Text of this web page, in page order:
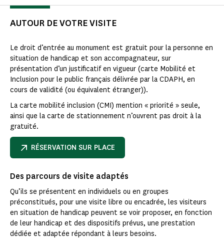
AUTOUR DE VOTRE VISITE
Le droit d’entrée au monument est gratuit pour la personne en
situation de handicap et son accompagnateur, sur
présentation d’un justificatif en vigueur (carte Mobilité et
Inclusion pour le public français délivrée par la CDAPH, en
cours de validité (ou équivalent étranger)).
La carte mobilité inclusion (CMI) mention « priorité » seule,
ainsi que la carte de stationnement n’ouvrent pas droit à la
gratuité.
RÉSERVATION SUR PLACE
Des parcours de visite adaptés
Qu’ils se présentent en individuels ou en groupes
préconstitués, pour une visite libre ou encadrée, les visiteurs
en situation de handicap peuvent se voir proposer, en fonction
de leur handicap et des dispositifs prévus, une prestation
dédiée et adaptée répondant à leurs besoins.